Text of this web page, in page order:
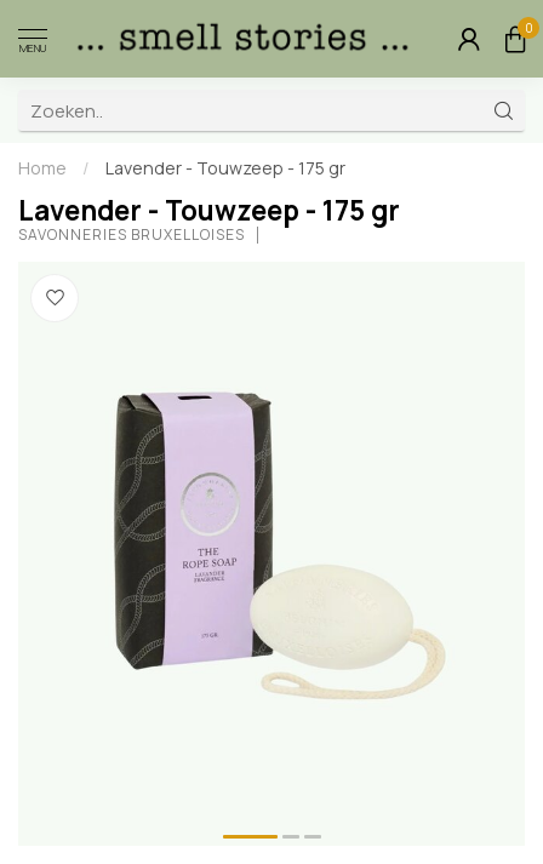
MENU
0
Home / Lavender - Touwzeep - 175 gr
Lavender - Touwzeep - 175 gr
SAVONNERIES BRUXELLOISES